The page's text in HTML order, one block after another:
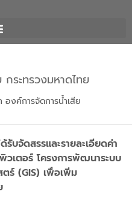
ระทรวงมหาดไทย
องค์การจัดการน้ำเสีย
บจัดสรรและรายละเอียดค่า
วเตอร์ โครงการพัฒนาระบบ
ตร์ (GIS) เพื่อเพิ่ม